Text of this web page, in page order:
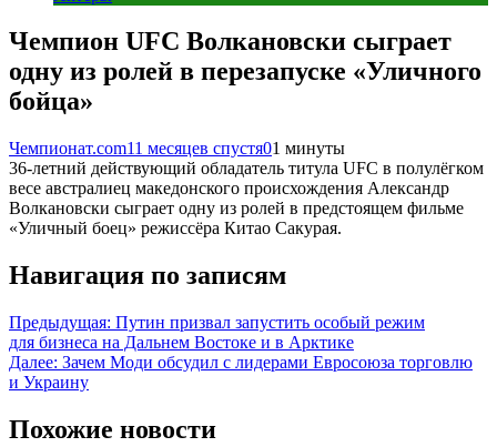
Чемпион UFC Волкановски сыграет
одну из ролей в перезапуске «Уличного
бойца»
Чемпионат.com11 месяцев спустя01 минуты
36-летний действующий обладатель титула UFC в полулёгком
весе австралиец македонского происхождения Александр
Волкановски сыграет одну из ролей в предстоящем фильме
«Уличный боец» режиссёра Китао Сакурая.
Навигация по записям
Предыдущая: Путин призвал запустить особый режим
для бизнеса на Дальнем Востоке и в Арктике
Далее: Зачем Моди обсудил с лидерами Евросоюза торговлю
и Украину
Похожие новости